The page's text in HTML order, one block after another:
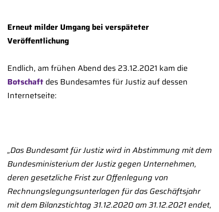
Erneut milder Umgang bei verspäteter
Veröffentlichung
Endlich, am frühen Abend des 23.12.2021 kam die
Botschaft des Bundesamtes für Justiz auf dessen
Internetseite:
„Das Bundesamt für Justiz wird in Abstimmung mit dem
Bundesministerium der Justiz gegen Unternehmen,
deren gesetzliche Frist zur Offenlegung von
Rechnungslegungsunterlagen für das Geschäftsjahr
mit dem Bilanzstichtag 31.12.2020 am 31.12.2021 endet,